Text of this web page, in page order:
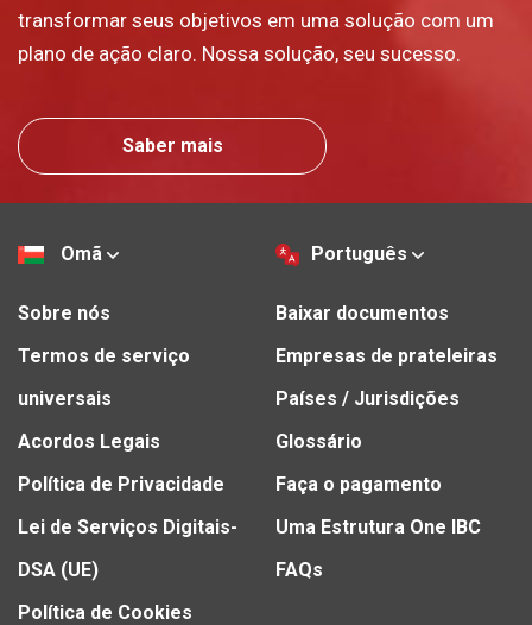
transformar seus objetivos em uma solução com um
plano de ação claro. Nossa solução, seu sucesso.
Saber mais
Omã Português
Sobre nós
Termos de serviço
universais
Acordos Legais
Política de Privacidade
Lei de Serviços Digitais-
DSA (UE)
Política de Cookies
Baixar documentos
Empresas de prateleiras
Países / Jurisdições
Glossário
Faça o pagamento
Uma Estrutura One IBC
FAQs